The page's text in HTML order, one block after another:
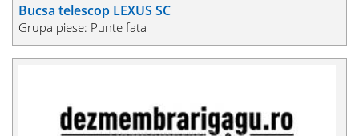
Bucsa telescop LEXUS SC
Grupa piese: Punte fata